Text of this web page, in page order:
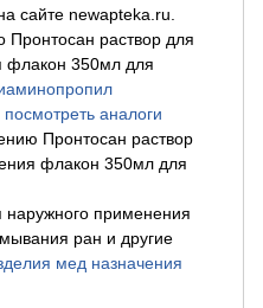
сайте newapteka.ru.
раствор для
флакон 350мл для
аналоги
Пронтосан раствор
флакон 350мл для
наружного применения
ран и другие
мед назначения